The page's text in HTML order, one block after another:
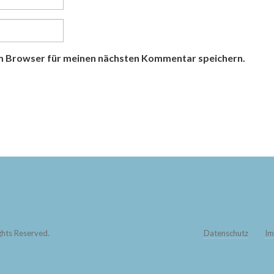
Browser für meinen nächsten Kommentar speichern.
Rights Reserved. Datenschutz